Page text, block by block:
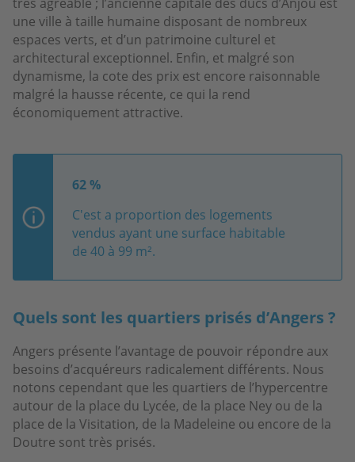
très agréable ; l’ancienne capitale des ducs d’Anjou est
une ville à taille humaine disposant de nombreux
espaces verts, et d’un patrimoine culturel et
architectural exceptionnel. Enfin, et malgré son
dynamisme, la cote des prix est encore raisonnable
malgré la hausse récente, ce qui la rend
économiquement attractive.
62 %
C'est a proportion des logements
vendus ayant une surface habitable
de 40 à 99 m².
Quels sont les quartiers prisés d’Angers ?
Angers présente l’avantage de pouvoir répondre aux
besoins d’acquéreurs radicalement différents. Nous
notons cependant que les quartiers de l’hypercentre
autour de la place du Lycée, de la place Ney ou de la
place de la Visitation, de la Madeleine ou encore de la
Doutre sont très prisés.